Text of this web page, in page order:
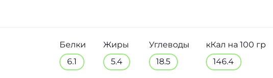
Белки
6.1
Жиры
5.4
Углеводы
18.5
кКал на 100 гр
146.4